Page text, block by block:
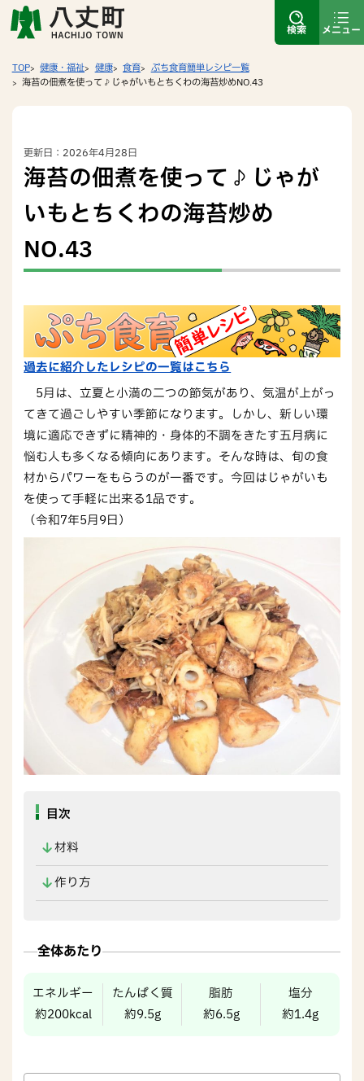
検索 メニュー
TOP 健康・福祉 健康 食育
ぷち食育簡単レシピ一覧
海苔の佃煮を使って♪じゃがいもとちくわの海苔炒めNO.43
更新日：2026年4月28日
海苔の佃煮を使って♪じゃが
いもとちくわの海苔炒め
NO.43
過去に紹介したレシピの一覧はこちら
5月は、立夏と小満の二つの節気があり、気温が上がっ
てきて過ごしやすい季節になります。しかし、新しい環
境に適応できずに精神的・身体的不調をきたす五月病に
悩む人も多くなる傾向にあります。そんな時は、旬の食
材からパワーをもらうのが一番です。今回はじゃがいも
を使って手軽に出来る1品です。
（令和7年5月9日）
目次
材料
作り方
全体あたり
エネルギー
約200kcal
たんぱく質
約9.5g
脂肪
約6.5g
塩分
約1.4g